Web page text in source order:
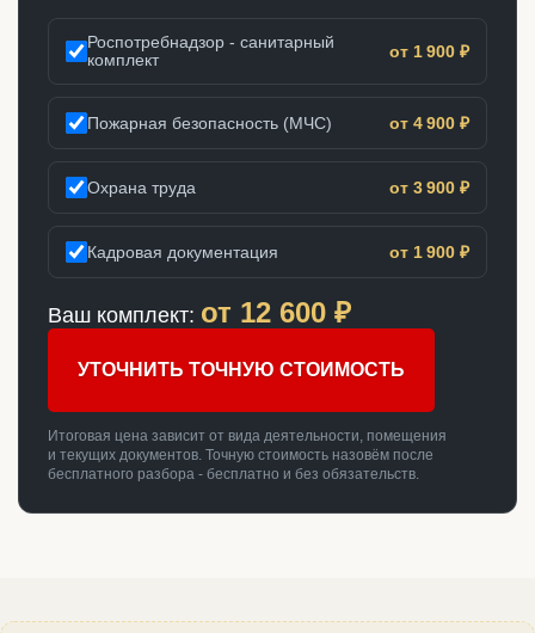
Роспотребнадзор - санитарный
комплект
от 1 900 ₽
Пожарная безопасность (МЧС) от 4 900 ₽
Охрана труда от 3 900 ₽
Кадровая документация от 1 900 ₽
Ваш комплект: от 12 600 ₽
УТОЧНИТЬ ТОЧНУЮ СТОИМОСТЬ
Итоговая цена зависит от вида деятельности, помещения
и текущих документов. Точную стоимость назовём после
бесплатного разбора - бесплатно и без обязательств.